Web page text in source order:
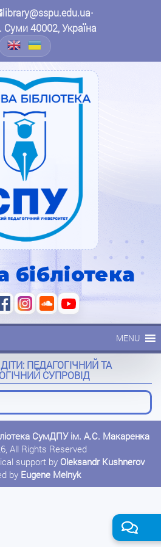
library@sspu.edu.ua•
40002, Україна
бібліотека
MENU
ПЕДАГОГІЧНИЙ ТА
СУПРОВІД
СумДПУ ім. А.С. Макаренка
All Rights Reserved
support by Oleksandr Kushnerov
by Eugene Melnyk